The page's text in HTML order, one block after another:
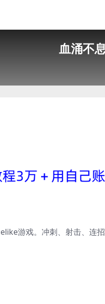
血涌不
游戏。冲刺、射击、